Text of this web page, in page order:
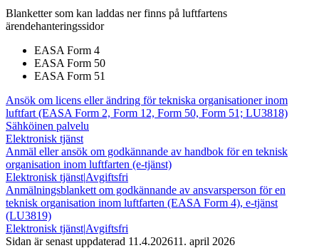
Blanketter som kan laddas ner finns på luftfartens
ärendehanteringssidor
EASA Form 4
EASA Form 50
EASA Form 51
Ansök om licens eller ändring för tekniska organisationer inom
luftfart (EASA Form 2, Form 12, Form 50, Form 51; LU3818)
Sähköinen palvelu
Elektronisk tjänst
Anmäl eller ansök om godkännande av handbok för en teknisk
organisation inom luftfarten (e-tjänst)
Elektronisk tjänst|Avgiftsfri
Anmälningsblankett om godkännande av ansvarsperson för en
teknisk organisation inom luftfarten (EASA Form 4), e-tjänst
(LU3819)
Elektronisk tjänst|Avgiftsfri
Sidan är senast uppdaterad 11.4.202611. april 2026